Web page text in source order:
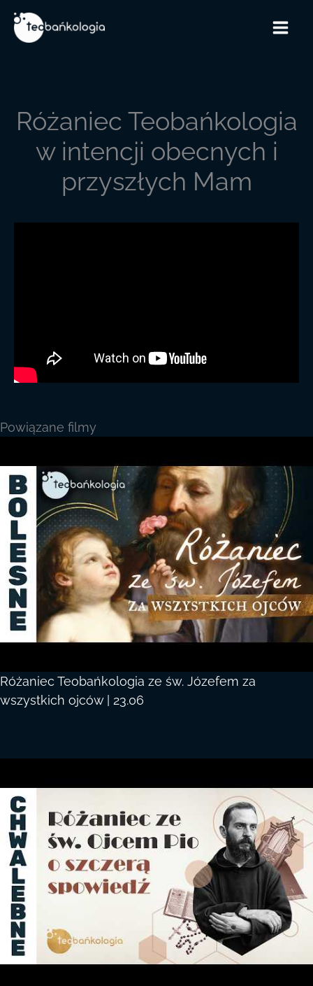
do
treści
Różaniec Teobańkologia
w intencji obecnych i
przyszłych Mam
Powiązane filmy
Różaniec Teobańkologia ze św. Józefem za
wszystkich ojców | 23.06